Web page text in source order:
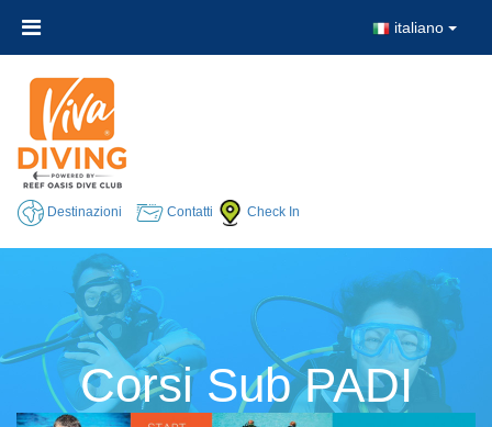
italiano
Destinazioni Contatti Check In
Corsi Sub PADI